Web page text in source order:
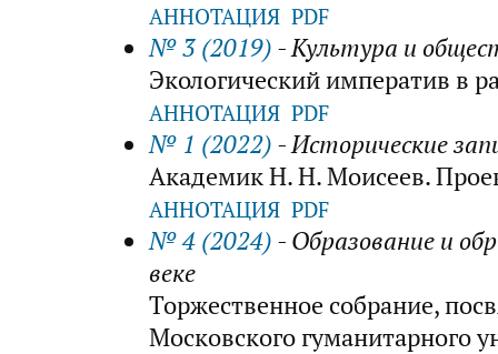
АННОТАЦИЯ PDF
№ 3 (2019) - Культура и
Экологический императив в
АННОТАЦИЯ PDF
№ 1 (2022) - Исторические
Академик Н. Н. Моисеев.
АННОТАЦИЯ PDF
№ 4 (2024) - Образование и
веке
Торжественное собрание,
Московского гуманитарного